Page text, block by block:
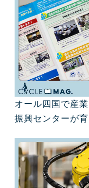
オール四国で産
振興センターが